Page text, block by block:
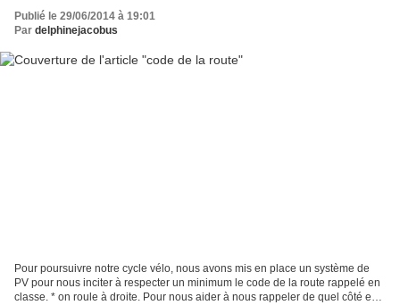
Publié le 29/06/2014 à 19:01
Par delphinejacobus
Pour poursuivre notre cycle vélo, nous avons mis en place un système de
PV pour nous inciter à respecter un minimum le code de la route rappelé en
classe. * on roule à droite. Pour nous aider à nous rappeler de quel côté est